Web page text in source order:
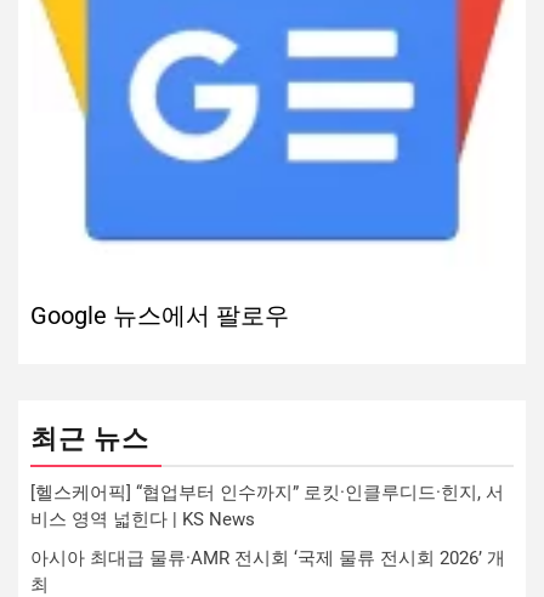
Google 뉴스에서 팔로우
최근 뉴스
[헬스케어픽] “협업부터 인수까지” 로킷·인클루디드·힌지, 서
비스 영역 넓힌다 | KS News
아시아 최대급 물류·AMR 전시회 ‘국제 물류 전시회 2026’ 개
최